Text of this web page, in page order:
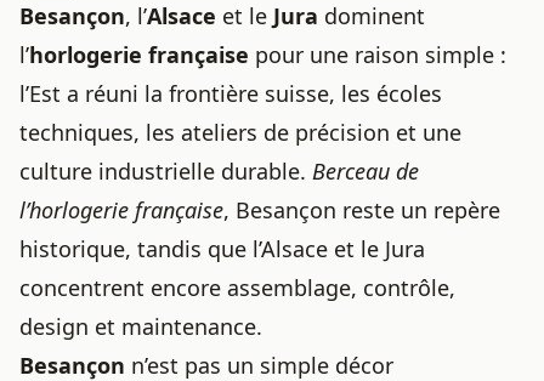
Besançon, l’Alsace et le Jura dominent
l’horlogerie française pour une raison simple :
l’Est a réuni la frontière suisse, les écoles
techniques, les ateliers de précision et une
culture industrielle durable. Berceau de
l’horlogerie française, Besançon reste un repère
historique, tandis que l’Alsace et le Jura
concentrent encore assemblage, contrôle,
design et maintenance.
Besançon n’est pas un simple décor